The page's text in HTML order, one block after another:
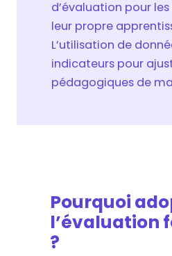
d’évaluation pour
leur propre
L’utilisation de
indicateurs pour
pédagogiques de
Pourquoi
l’évaluation
?